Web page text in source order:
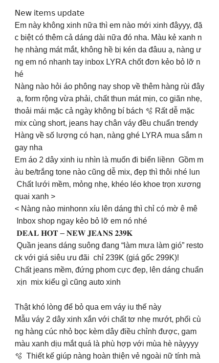
𝖭𝖾𝗐 𝗂𝗍𝖾𝗆𝗌 𝗎𝗉𝖽𝖺𝗍𝖾
Em này không xinh nữa thì em nào mới xinh đâyyy, đặ
c biệt có thêm cả dáng dài nữa đó nha. Màu kẻ xanh n
hẹ nhàng mát mắt, không hề bị kén da đâuu ạ, nàng ư
ng em nó nhanh tay inbox LYRA chốt đơn kẻo bỏ lỡ n
hé
Nàng nào hỏi áo phông nay shop về thêm hàng rùi đây
ạ, form rộng vừa phải, chất thun mát mịn, co giãn nhẹ,
thoải mái mặc cả ngày không bí bách 🫧 Rất dễ mặc
mix cùng short, jeans hay chân váy đều chuẩn trendy
Hàng về số lượng có hạn, nàng ghé LYRA mua sắm n
gay nha
Em áo 2 dây xinh iu nhìn là muốn đi biển liềnn ️️ Gồm m
àu be/trắng tone nào cũng dễ mix, đẹp thì thôi nhé lun
Chất lưới mềm, mỏng nhẹ, khéo léo khoe trọn xương
quai xanh >
< Nàng nào minhonn xíu lên dáng thì chỉ có mờ ê mê
Inbox shop ngay kẻo bỏ lỡ em nó nhé
𝐃𝐄𝐀𝐋 𝐇𝐎𝐓 – 𝐍𝐄𝐖 𝐉𝐄𝐀𝐍𝐒 𝟐𝟑𝟗𝐊
Quần jeans dáng suông đang “làm mưa làm gió” resto
ck với giá siêu ưu đãi chỉ 239K (giá gốc 299K)!
Chất jeans mềm, đứng phom cực đẹp, lên dáng chuẩn
xịn mix kiểu gì cũng auto xinh
Thật khó lòng để bỏ qua em váy iu thế này
Mẫu váy 2 dây xinh xắn với chất tơ nhẹ mướt, phối cù
ng hàng cúc nhỏ bọc kèm dây điều chỉnh được, gam
màu xanh dịu mắt quá là phù hợp với mùa hè nàyyyy
🫧 Thiết kế giúp nàng hoàn thiện vẻ ngoài nữ tính mà